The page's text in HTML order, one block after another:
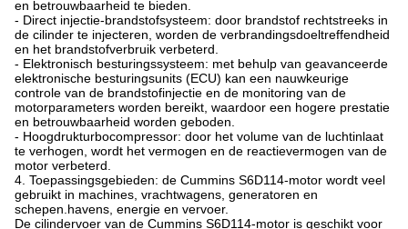
en betrouwbaarheid te bieden.
- Direct injectie-brandstofsysteem: door brandstof rechtstreeks in
de cilinder te injecteren, worden de verbrandingsdoeltreffendheid
en het brandstofverbruik verbeterd.
- Elektronisch besturingssysteem: met behulp van geavanceerde
elektronische besturingsunits (ECU) kan een nauwkeurige
controle van de brandstofinjectie en de monitoring van de
motorparameters worden bereikt, waardoor een hogere prestatie
en betrouwbaarheid worden geboden.
- Hoogdrukturbocompressor: door het volume van de luchtinlaat
te verhogen, wordt het vermogen en de reactievermogen van de
motor verbeterd.
4. Toepassingsgebieden: de Cummins S6D114-motor wordt veel
gebruikt in machines, vrachtwagens, generatoren en
schepen.havens, energie en vervoer.
De cilindervoer van de Cummins S6D114-motor is geschikt voor